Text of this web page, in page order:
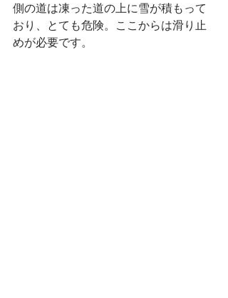
側の道は凍った道の上に雪が積もって
おり、とても危険。ここからは滑り止
めが必要です。